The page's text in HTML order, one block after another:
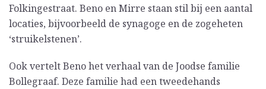
Folkingestraat. Beno en Mirre staan stil bij een aantal
locaties, bijvoorbeeld de synagoge en de zogeheten
‘struikelstenen’.
Ook vertelt Beno het verhaal van de Joodse familie
Bollegraaf. Deze familie had een tweedehands